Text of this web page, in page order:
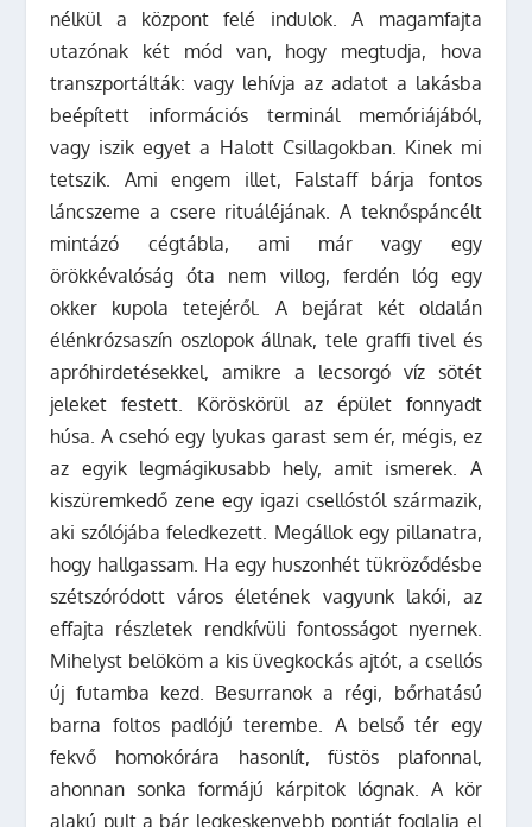
nélkül a központ felé indulok. A magamfajta
utazónak két mód van, hogy megtudja, hova
transzportálták: vagy lehívja az adatot a lakásba
beépített információs terminál memóriájából,
vagy iszik egyet a Halott Csillagokban. Kinek mi
tetszik. Ami engem illet, Falstaff bárja fontos
láncszeme a csere rituáléjának. A teknőspáncélt
mintázó cégtábla, ami már vagy egy
örökkévalóság óta nem villog, ferdén lóg egy
okker kupola tetejéről. A bejárat két oldalán
élénkrózsaszín oszlopok állnak, tele graffi tivel és
apróhirdetésekkel, amikre a lecsorgó víz sötét
jeleket festett. Köröskörül az épület fonnyadt
húsa. A csehó egy lyukas garast sem ér, mégis, ez
az egyik legmágikusabb hely, amit ismerek. A
kiszüremkedő zene egy igazi csellóstól származik,
aki szólójába feledkezett. Megállok egy pillanatra,
hogy hallgassam. Ha egy huszonhét tükröződésbe
szétszóródott város életének vagyunk lakói, az
effajta részletek rendkívüli fontosságot nyernek.
Mihelyst belököm a kis üvegkockás ajtót, a csellós
új futamba kezd. Besurranok a régi, bőrhatású
barna foltos padlójú terembe. A belső tér egy
fekvő homokórára hasonlít, füstös plafonnal,
ahonnan sonka formájú kárpitok lógnak. A kör
alakú pult a bár legkeskenyebb pontját foglalja el